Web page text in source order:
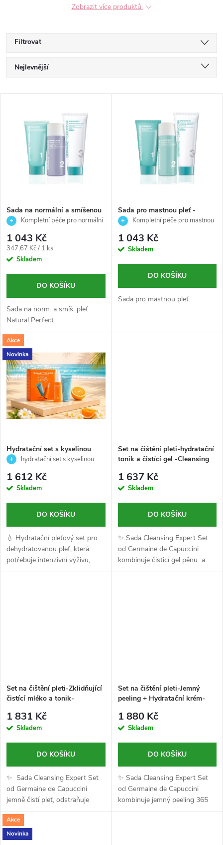
Zobrazit více produktů
Filtrovat
Ř
a
p
r
o
d
u
k
t
ů
Nejlevnější
Abecedně
s
p
r
o
d
u
k
t
ů
Sada na normální a smíšenou
pleť-Natural perfect 1-2-3 -
Capuccini- 5Oml/50ml/30ml
Kompletní péče pro normální
1 043 Kč
Měrná
cena:
347,67 Kč / 1 ks
Skladem
DO KOŠÍKU
Sada na norm. a smíš. pleť
Natural Perfect
Sada pro mastnou pleť -
Natural Perfect - Purexpert -
30ml/50ml/50ml
Kompletní péče pro mastnou
1 043 Kč
Skladem
DO KOŠÍKU
Sada pro mastnou pleť.
Akce
Novinka
Hydratační set s kyselinou
hyaluronovou pro
Timexpert Radiance C+ -
(pleťová maska 50ml, mlha
hydratační set s kyselinou
dehydratovanou pleť
1 612 Kč
Skladem
DO KOŠÍKU
💧 Hydratační pleťový set pro
dehydratovanou pleť, která
potřebuje intenzivní výživu,
komfort a okamžité osvěžení.
Set na čištění pleti-hydratační
tonik a čistící gel -Cleansing
Capuccini-200/150ml
1 637 Kč
Skladem
DO KOŠÍKU
✨ Sada Cleansing Expert Set
od Germaine de Capuccini
kombinuje čisticí gel pěnu a
hydratační tonizační lotion,
Set na čištění pleti-Zklidňující
čistící mléko a tonik-
Capuccini-200/200ml
1 831 Kč
Skladem
DO KOŠÍKU
✨ Sada Cleansing Expert Set
od Germaine de Capuccini
jemně čistí pleť, odstraňuje
make-up a tonizuje ji,
zanechává ji svěží, jemnou a
vyváženou 💆‍♀️🌿
Set na čištění pleti-Jemný
peeling + Hydratační krém-
Capuccini-150/200ml
1 880 Kč
Skladem
DO KOŠÍKU
✨ Sada Cleansing Expert Set
od Germaine de Capuccini
kombinuje jemný peeling 365
Soft Scrub a hydratační
Akce
Novinka